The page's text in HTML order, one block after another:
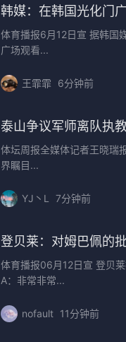
韩媒：在韩国光化门
体育播报6月12日宣 据韩国
广场观看...
王霏霏 6分钟前
泰山争议军师离队执
体坛周报全媒体记者王晓瑞
界瞩目...
YJ丶L 7分钟前
登贝莱：对姆巴佩的
体育播报06月12日宣 登贝
A：非常非常...
nofault 11分钟前